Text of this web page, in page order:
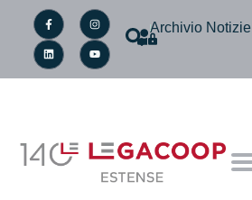
Archivio Notizie